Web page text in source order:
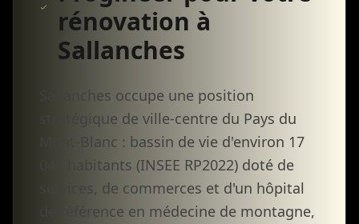
rénovation à
Sallanches
Sallanches occupe une position
stratégique de ville-centre du Pays du
Mont-Blanc : bassin de vie d'environ 17
041 habitants (INSEE RP2022) doté de
services, de commerces et d'un hôpital
de référence en médecine de montagne,